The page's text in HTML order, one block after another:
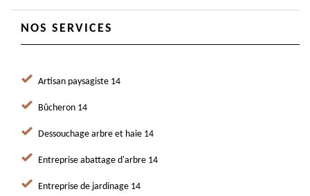
NOS SERVICES
Artisan paysagiste 14
Bûcheron 14
Dessouchage arbre et haie 14
Entreprise abattage d'arbre 14
Entreprise de jardinage 14